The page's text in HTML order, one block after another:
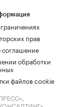
прав
соглашение
обработки
файлов cookie